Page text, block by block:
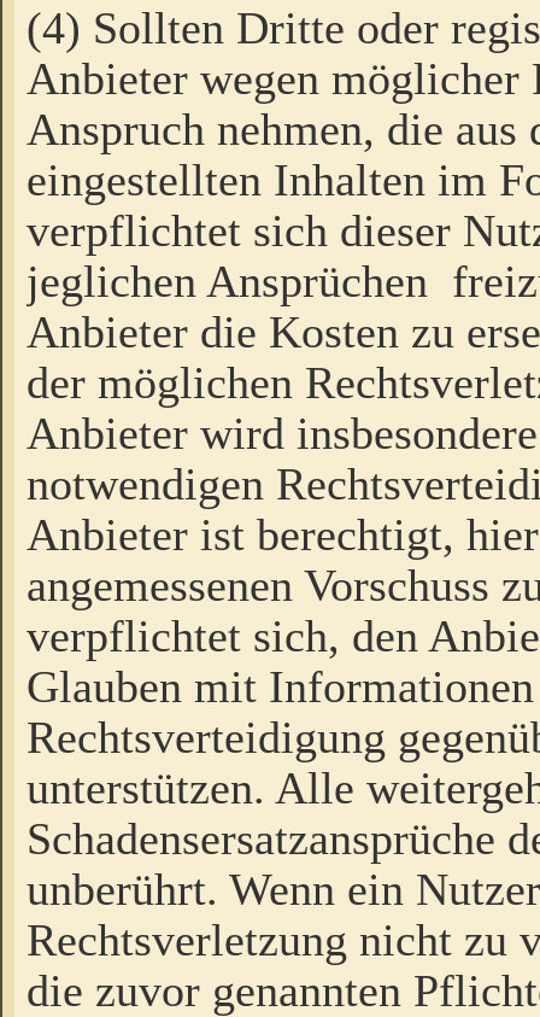
(4) Sollten Dritte oder
Anbieter wegen möglicher
Anspruch nehmen, die
eingestellten Inhalten im
verpflichtet sich dieser
jeglichen Ansprüchen
Anbieter die Kosten zu
der möglichen
Anbieter wird
notwendigen
Anbieter ist berechtigt,
angemessenen Vorschuss
verpflichtet sich, den
Glauben mit
Rechtsverteidigung
unterstützen. Alle
Schadensersatzansprüche
unberührt. Wenn ein
Rechtsverletzung nicht zu
die zuvor genannten